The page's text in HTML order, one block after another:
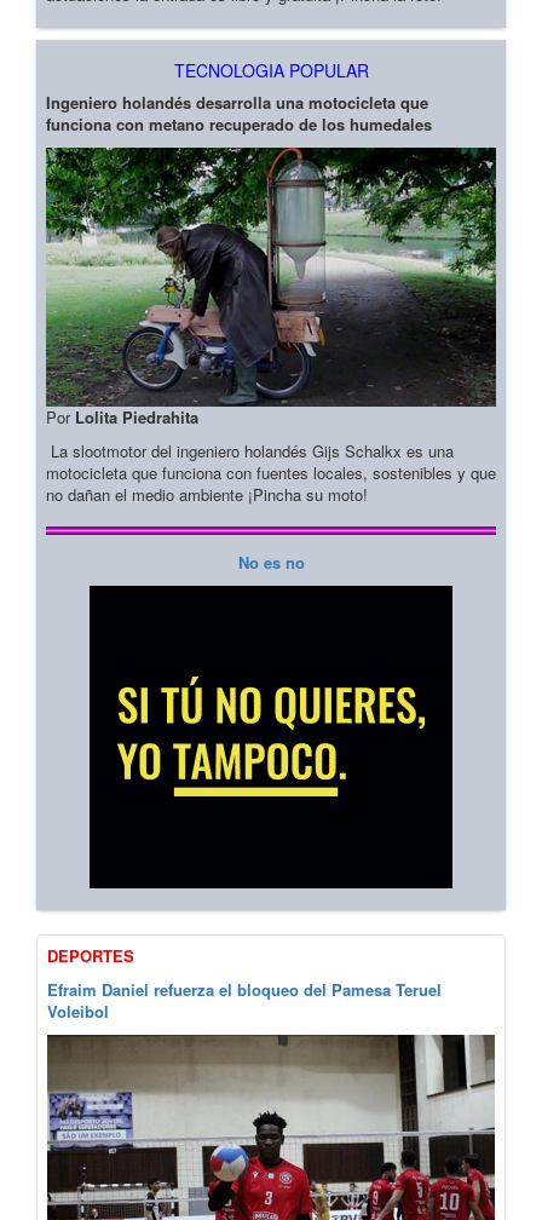
TECNOLOGIA POPULAR
Ingeniero holandés desarrolla una motocicleta que
funciona con metano recuperado de los humedales
Por Lolita Piedrahita
La slootmotor del ingeniero holandés Gijs Schalkx es una
motocicleta que funciona con fuentes locales, sostenibles y que
no dañan el medio ambiente ¡Pincha su moto!
No es no
DEPORTES
Efraim Daniel refuerza el bloqueo del Pamesa Teruel
Voleibol